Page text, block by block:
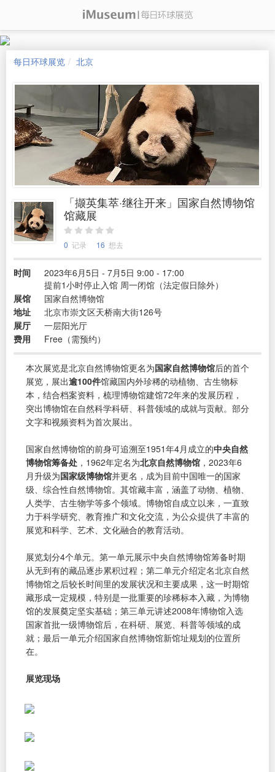
每日环球展览 北京
「撷英集萃·继往开来」国家自然博物馆
馆藏展
0 记录 16 想去
时间
2023年6月5日 - 7月5日 9:00 - 17:00
提前1小时停止入馆 周一闭馆（法定假日除外）
展馆
国家自然博物馆
地址
北京市崇文区天桥南大街126号
展厅
一层阳光厅
费用
Free（需预约）
本次展览是北京自然博物馆更名为国家自然博物馆后的首个
展览，展出逾100件馆藏国内外珍稀的动植物、古生物标
本，结合档案资料，梳理博物馆建馆72年来的发展历程，
突出博物馆在自然科学科研、科普领域的成就与贡献。部分
文字和视频资料为首次展出。
国家自然博物馆的前身可追溯至1951年4月成立的中央自然
博物馆筹备处 ，1962年定名为北京自然博物馆 ，2023年6
月升级为国家级博物馆并更名，成为目前中国唯一的国家
级、综合性自然博物馆。其馆藏丰富，涵盖了动物、植物、
人类学、古生物学等多个领域。博物馆自成立以来，一直致
力于科学研究、教育推广和文化交流，为公众提供了丰富的
展览和科学、艺术、文化融合的教育活动。
展览划分4个单元。第一单元展示中央自然博物馆筹备时期
从无到有的藏品逐步累积过程；第二单元介绍定名北京自然
博物馆之后较长时间里的发展状况和主要成果，这一时期馆
藏形成一定规模，特别是一批重要的珍稀标本入藏，为博物
馆的发展奠定坚实基础；第三单元讲述2008年博物馆入选
国家首批一级博物馆后，在科研、展览、科普等领域的成
就；最后一单元介绍国家自然博物馆新馆址规划的位置所
在。
展览现场